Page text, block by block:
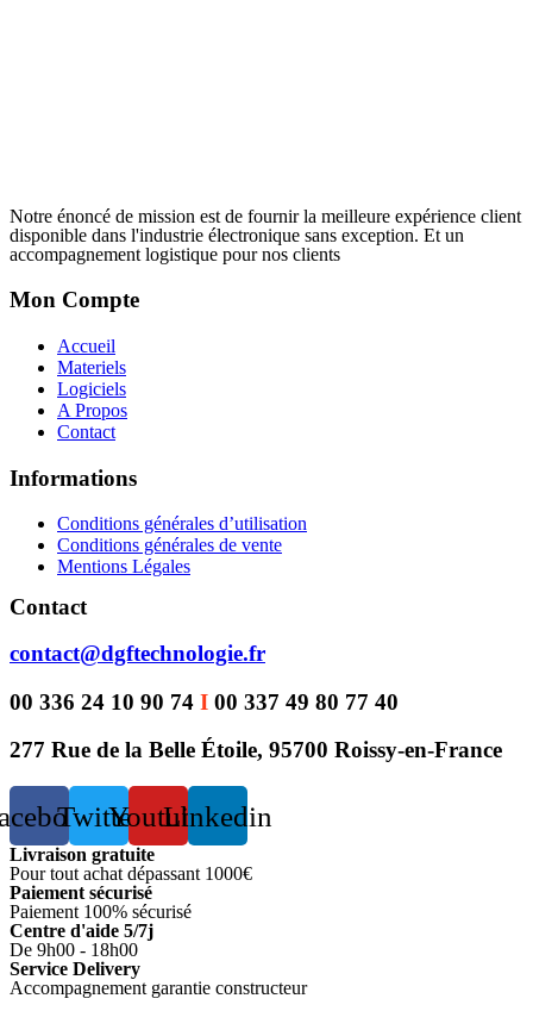
Notre énoncé de mission est de fournir la meilleure expérience client
disponible dans l'industrie électronique sans exception. Et un
accompagnement logistique pour nos clients
Mon Compte
Accueil
Materiels
Logiciels
A Propos
Contact
Informations
Conditions générales d’utilisation
Conditions générales de vente
Mentions Légales
Contact
contact@dgftechnologie.fr
00 336 24 10 90 74 I 00 337 49 80 77 40
277 Rue de la Belle Étoile, 95700 Roissy-en-France
TwitterYoutubeLinkedin
Livraison gratuite
Pour tout achat dépassant 1000€
Paiement sécurisé
Paiement 100% sécurisé
Centre d'aide 5/7j
De 9h00 - 18h00
Service Delivery
Accompagnement garantie constructeur